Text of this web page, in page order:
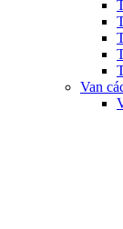
Van